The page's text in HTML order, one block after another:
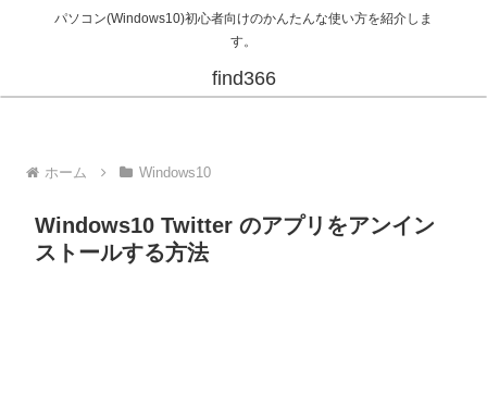
パソコン(Windows10)初心者向けのかんたんな使い方を紹介しま
す。
find366
ホーム Windows10
Windows10 Twitter のアプリをアンイン
ストールする方法